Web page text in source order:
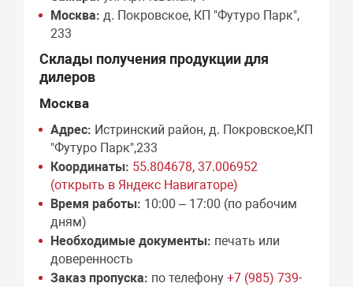
Москва: д. Покровское, КП "Футуро Парк",
233
Склады получения продукции для
дилеров
Москва
Адрес: Истринский район, д. Покровское,КП
"Футуро Парк",233
Координаты: 55.804678, 37.006952
(открыть в Яндекс Навигаторе)
Время работы: 10:00 – 17:00 (по рабочим
дням)
Необходимые документы: печать или
доверенность
Заказ пропуска: по телефону+7 (985) 739-